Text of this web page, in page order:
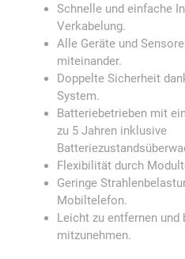
Schnelle und einfache
Verkabelung.
Alle Geräte und
miteinander.
Doppelte Sicherheit
System.
Batteriebetrieben mit
zu 5 Jahren inklusive
Flexibilität durch
Geringe
Mobiltelefon.
Leicht zu entfernen und
mitzunehmen.